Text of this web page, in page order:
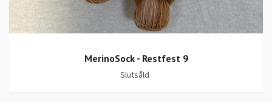
MerinoSock - Restfest 9
Slutsåld